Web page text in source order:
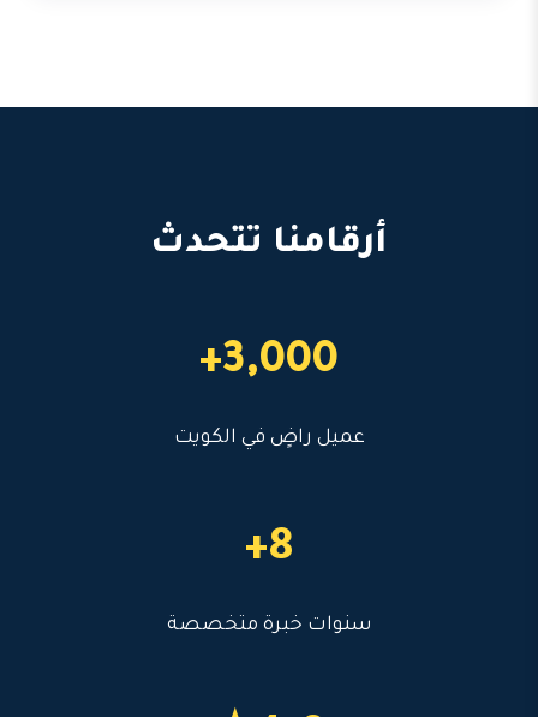
أرقامنا تتحدث
3,000+
عميل راضٍ في الكويت
8+
سنوات خبرة متخصصة